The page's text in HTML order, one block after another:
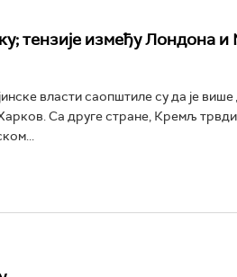
тензије између Лондона
власти саопштиле су да је
Са друге стране, Кремљ